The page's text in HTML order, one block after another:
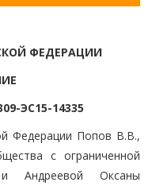
ФЕДЕРАЦИИ
ЭС15-14335
Федерации Попов В.В.,
с ограниченной
и Андреевой Оксаны